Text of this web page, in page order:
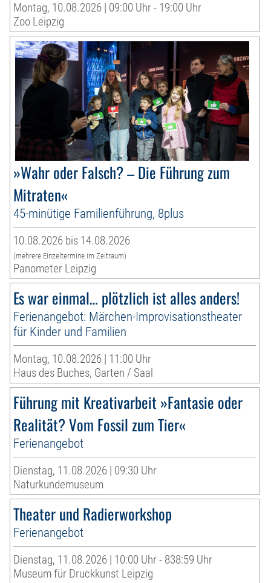
Montag, 10.08.2026 | 09:00 Uhr - 19:00 Uhr
Zoo Leipzig
»Wahr oder Falsch? – Die Führung zum
Mitraten«
45-minütige Familienführung, 8plus
10.08.2026 bis 14.08.2026
(mehrere Einzeltermine im Zeitraum)
Panometer Leipzig
Es war einmal… plötzlich ist alles anders!
Ferienangebot: Märchen-Improvisationstheater
für Kinder und Familien
Montag, 10.08.2026 | 11:00 Uhr
Haus des Buches, Garten / Saal
Führung mit Kreativarbeit »Fantasie oder
Realität? Vom Fossil zum Tier«
Ferienangebot
Dienstag, 11.08.2026 | 09:30 Uhr
Naturkundemuseum
Theater und Radierworkshop
Ferienangebot
Dienstag, 11.08.2026 | 10:00 Uhr - 838:59 Uhr
Museum für Druckkunst Leipzig